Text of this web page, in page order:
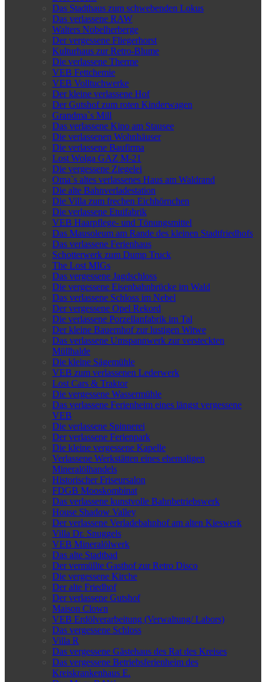
Das Stadthaus zum schwebenden Lokus
Das verlassene RAW
Walters Nobelherberge
Der vergessene Fliegerhorst
Kulturhaus zur Retro-Blume
Die verlassene Therme
VEB Fettchemie
VEB Volltuchwerke
Der kleine verlassene Hof
Der Gutshof zum roten Kinderwagen
Grandma`s Mill
Das verlassene Kino am Stausee
Die verlassenen Wohnhäuser
Die verlassene Baufirma
Lost Wolga GAZ M-21
Die vergessene Ziegelei
Oma`s altes verlassenes Haus am Waldrand
Die alte Bahnverladestation
Die Villa zum frechen Eichhörnchen
Die verlassene Etuifabrik
VEB Haarpflege- und Tönungsmittel
Das Mausoleum am Rande des kleinen Stadtfriedhofs
Das verlassene Ferienhaus
Schotterwerk zum Dump Truck
The Lost MIGs
Das vergessene Jagdschloss
Die vergessene Eisenbahnbrücke im Wald
Das verlassene Schloss im Nebel
Der vergessene Opel Rekord
Die verlassene Porzellanfabrik im Tal
Der kleine Bauernhof zur lustigen Witwe
Das verlassene Umspannwerk zur versteckten
Müllhalde
Die kleine Sägemühle
VEB zum verlassenen Lederwerk
Lost Cars & Traktor
Die vergessene Wassermühle
Das verlassene Ferienheim eines längst vergessene
VEB
Die verlassene Spinnerei
Der verlassene Ferienpark
Die kleine vergessene Kapelle
Verlassene Werkstätten eines ehemaligen
Mineralölhandels
Historischer Friseursalon
FDGB Mooskombinat
Das verlassene kunstvolle Bahnbetriebswerk
House Shadow Valley
Der verlassene Verladebahnhof am alten Kieswerk
Villa Dr. Snuggels
VEB Mineralölwerk
Das alte Stadtbad
Der vermüllte Gasthof zur Retro Disco
Die vergessene Kirche
Der alte Friedhof
Der verlassene Gutshof
Maison Clown
VEB Erdölverarbeitung (Verwaltung/ Labors)
Das vergessene Schloss
Villa R
Das vergessene Gästehaus des Rat des Kreises
Das vergessene Betriebsferienheim des
Kreiskrankenhaus E.